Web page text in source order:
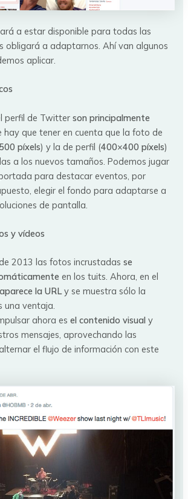
a estar disponible para todas las
obligará a adaptarnos. Ahí van algunos
aplicar.
perfil de Twitterson principalmente
hay que tener en cuenta que la foto de
píxels) y la de perfil (400×400 píxels)
a los nuevos tamaños. Podemos jugar
para destacar eventos, por
elegir el fondo para adaptarse a
de pantalla.
y vídeos
2013 las fotos incrustadasse
en los tuits. Ahora, en el
la URLy se muestra sólo la
una ventaja.
ahora esel contenido visual y
mensajes, aprovechando las
el flujo de información con este